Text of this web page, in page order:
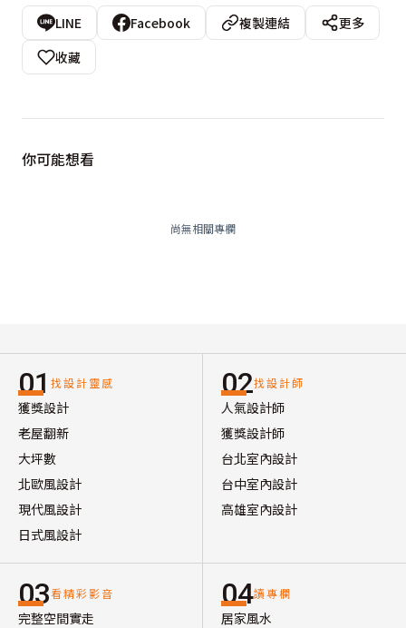
LINE Facebook 複製連結
更多
收藏
你可能想看
尚無相關專欄
01 找設計靈感
獲獎設計
老屋翻新
大坪數
北歐風設計
現代風設計
日式風設計
02找設計師
人氣設計師
獲獎設計師
台北室內設計
台中室內設計
高雄室內設計
03看精彩影音
完整空間實走
04讀專欄
居家風水